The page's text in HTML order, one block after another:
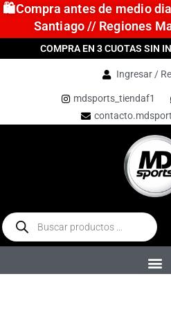
🛍️Compra antes de medio
Santiago // Regiones
COMPRA EN 3 CUOTAS SIN
Ingresar /
mdsports_tiendaf1